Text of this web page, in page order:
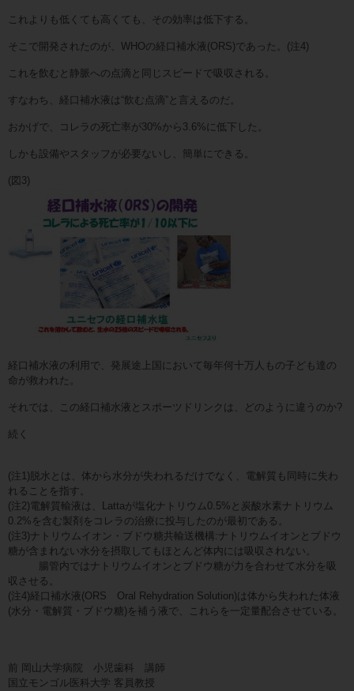
これよりも低くても高くても、その効率は低下する。
そこで開発されたのが、WHOの経口補水液(ORS)であった。(注4)
これを飲むと静脈への点滴と同じスピードで吸収される。
すなわち、経口補水液は“飲む点滴”と言えるのだ。
おかげで、コレラの死亡率が30%から3.6%に低下した。
しかも設備やスタッフが必要ないし、簡単にできる。
(図3)
経口補水液の利用で、発展途上国において毎年何十万人もの子ども達の
命が救われた。
それでは、この経口補水液とスポーツドリンクは、どのように違うのか?
続く
(注1)脱水とは、体から水分が失われるだけでなく、電解質も同時に失わ
れることを指す。
(注2)電解質輸液は、Lattaが塩化ナトリウム0.5%と炭酸水素ナトリウム
0.2%を含む製剤をコレラの治療に投与したのが最初である。
(注3)ナトリウムイオン・ブドウ糖共輸送機構:ナトリウムイオンとブドウ
糖が含まれない水分を摂取してもほとんど体内には吸収されない。
腸管内ではナトリウムイオンとブドウ糖が力を合わせて水分を吸
収させる。
(注4)経口補水液(ORS Oral Rehydration Solution)は体から失われた体液
(水分・電解質・ブドウ糖)を補う液で、これらを一定量配合させている。
前 岡山大学病院 小児歯科 講師
国立モンゴル医科大学 客員教授